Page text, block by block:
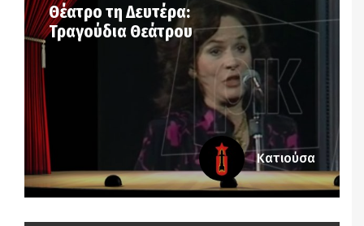
Θέατρο τη Δευτέρα:
Τραγούδια Θεάτρου
Κατιούσα